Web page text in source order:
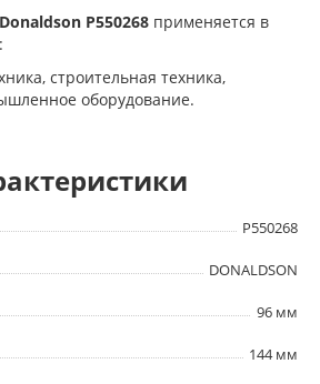
P550268 применяется в
cтроительная техника,
оборудование.
P550268
DONALDSON
96 мм
144 мм